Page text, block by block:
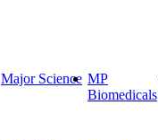
Major Science MP
Biomedicals